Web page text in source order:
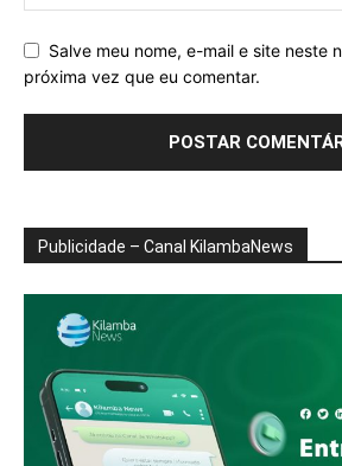
Salve meu nome, e-mail e site neste
próxima vez que eu comentar.
Publicidade – Canal KilambaNews